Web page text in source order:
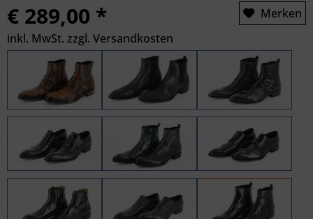
€ 289,00 *
Merken
inkl. MwSt. zzgl. Versandkosten